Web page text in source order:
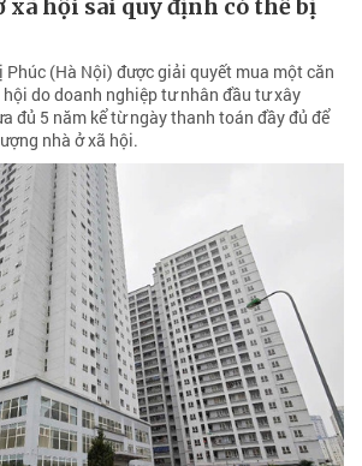
xã hội sai quy định có thể bị
Phúc (Hà Nội) được giải quyết mua một căn
do doanh nghiệp tư nhân đầu tư xây
đủ 5 năm kể từ ngày thanh toán đầy đủ để
nhà ở xã hội.